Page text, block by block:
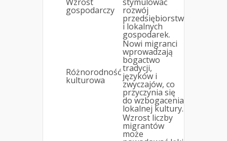
gospodarczy rozwój
przedsiębiorstw
i lokalnych
gospodarek.
Różnorodność
kulturowa
Nowi migranci
wprowadzają
bogactwo
tradycji,
języków i
zwyczajów, co
przyczynia się
do wzbogacenia
lokalnej kultury.
Wzrost liczby
migrantów
może